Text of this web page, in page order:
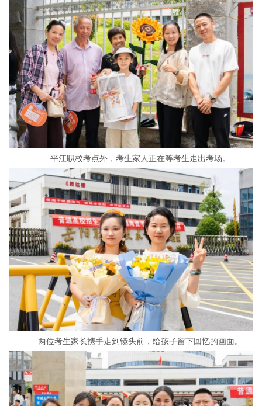
平江职校考点外，考生家人正在等考生走出考场。
两位考生家长携手走到镜头前，给孩子留下回忆的画面。